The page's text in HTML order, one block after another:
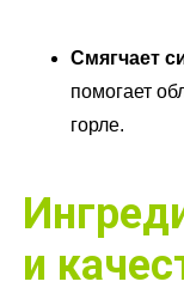
Смягчает
помогает
горле.
и